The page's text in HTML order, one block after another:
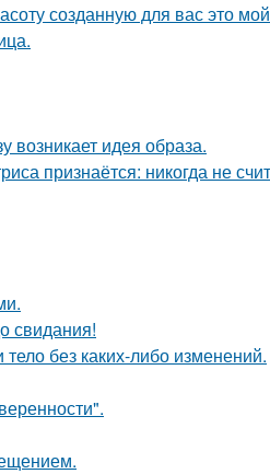
созданную для вас это
возникает идея образа.
признаётся: никогда не
свидания!
без каких-либо изменений.